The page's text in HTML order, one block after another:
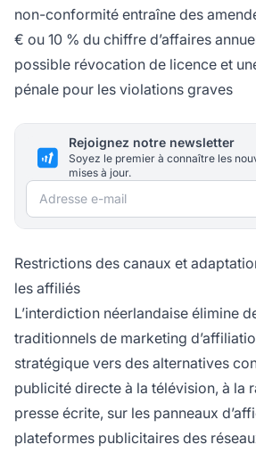
non-conformité entraîne des
€ ou 10 % du chiffre d’affaires
possible révocation de licence et
pénale pour les violations graves
Rejoignez notre newsletter
Soyez le premier à connaître les
mises à jour.
Adresse e-mail
Restrictions des canaux et
les affiliés
L’interdiction néerlandaise élimine
traditionnels de marketing
stratégique vers des alternatives
publicité directe à la télévision, à la
presse écrite, sur les panneaux
plateformes publicitaires des